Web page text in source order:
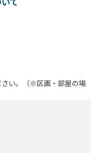
い。（※区画・部屋の場